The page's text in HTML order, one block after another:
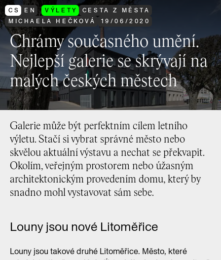
CS EN VÝLETY
CESTA Z MĚSTA
MICHAELA HEČKOVÁ
19 /06 /2020
Chrámy současného umění.
Nejlepší galerie se skrývají na
malých českých městech
Galerie může být perfektním cílem letního
výletu. Stačí si vybrat správné město nebo
skvělou aktuální výstavu a nechat se překvapit.
Okolím, veřejným prostorem nebo úžasným
architektonickým provedením domu, který by
snadno mohl vystavovat sám sebe.
Louny jsou nové Litoměřice
Louny jsou takové druhé Litoměřice. Město, které